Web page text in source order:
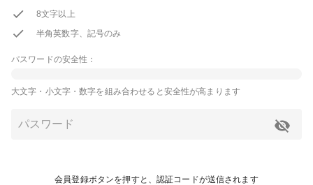
8文字以上
半角英数字、記号のみ
パスワードの安全性：
大文字・小文字・数字を組み合わせると安全性が高まります
会員登録ボタンを押すと、認証コードが送信されます